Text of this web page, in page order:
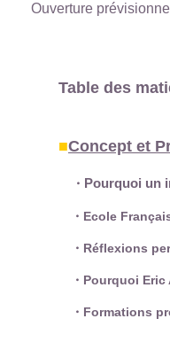
Ouverture
Table des
■Concept et
・ Pourquoi un
・ Ecole
・ Réflexions
・ Pourquoi Eric
・ Formations